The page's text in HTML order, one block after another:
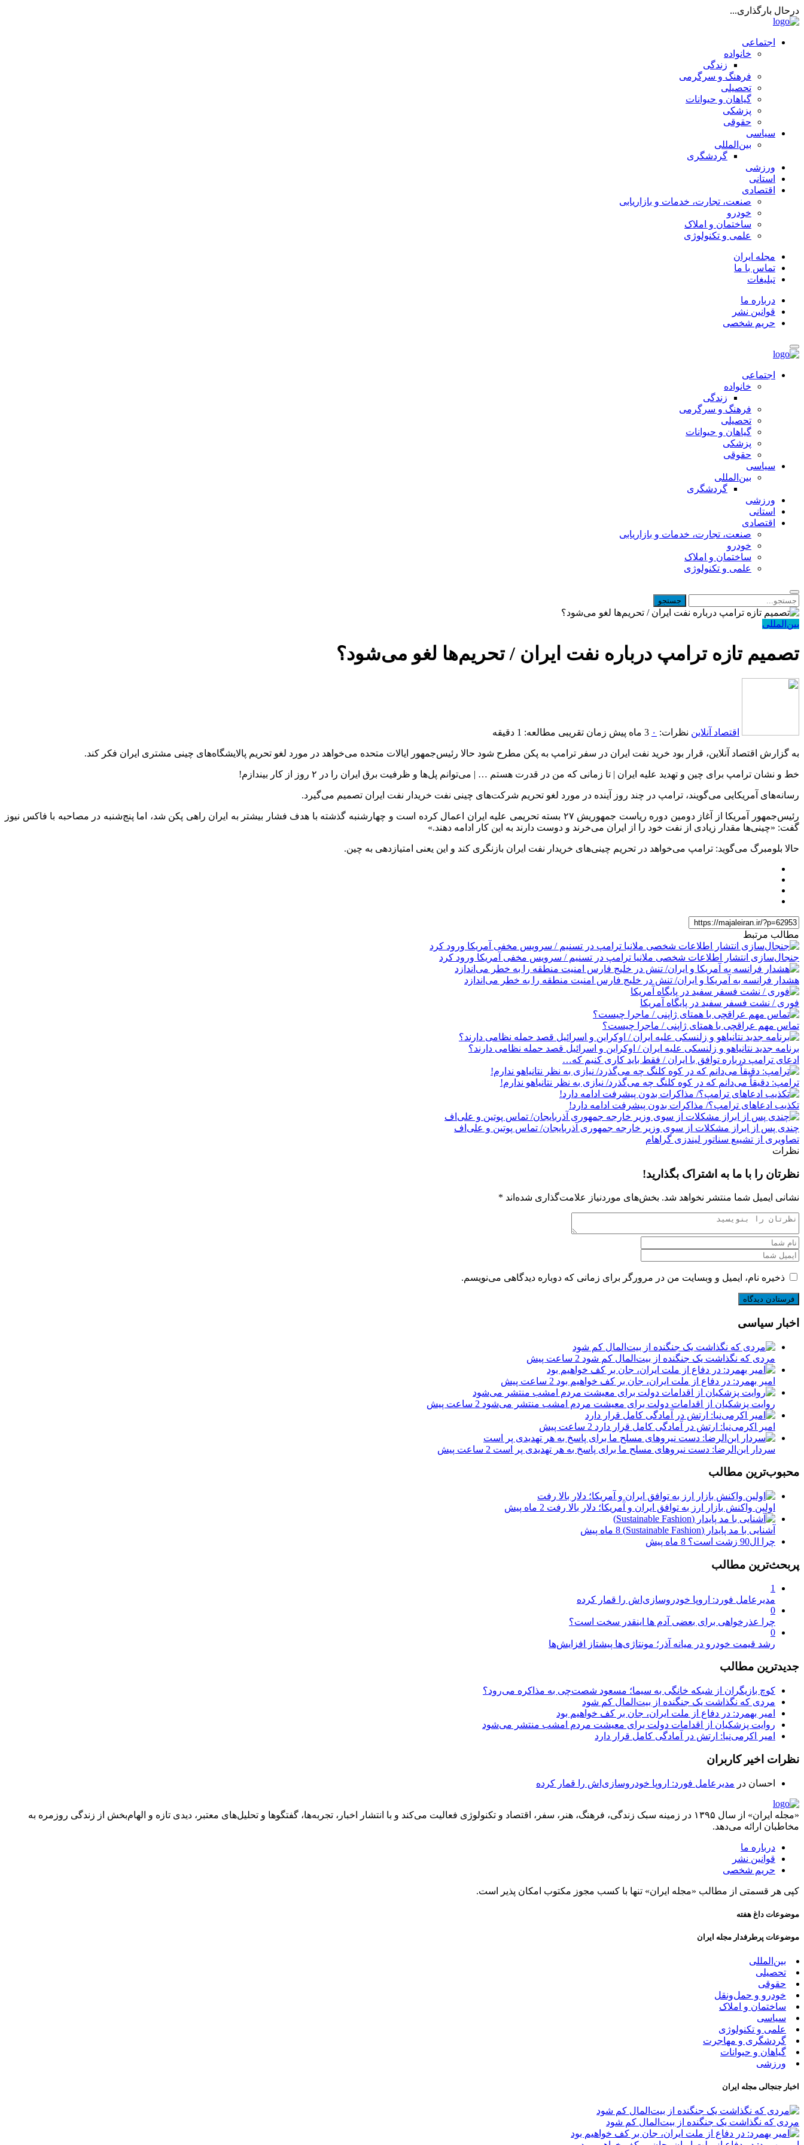
درحال بارگذاری...
اجتماعی
خانواده
زندگی
فرهنگ و سرگرمی
تحصیلی
گیاهان و حیوانات
پزشکی
حقوقی
سیاسی
بین‌المللی
گردشگری
ورزشی
استانی
اقتصادی
صنعت، تجارت، خدمات و بازاریابی
خودرو
ساختمان و املاک
علمی و تکنولوژی
مجله ایران
تماس با ما
تبلیغات
درباره ما
قوانین نشر
حریم شخصی
اجتماعی
خانواده
زندگی
فرهنگ و سرگرمی
تحصیلی
گیاهان و حیوانات
پزشکی
حقوقی
سیاسی
بین‌المللی
گردشگری
ورزشی
استانی
اقتصادی
صنعت، تجارت، خدمات و بازاریابی
خودرو
ساختمان و املاک
علمی و تکنولوژی
بین‌المللی
تصمیم تازه ترامپ درباره نفت ایران / تحریم‌ها لغو می‌شود؟
اقتصاد آنلاین نظرات: ۰ 3 ماه پیش زمان تقریبی مطالعه: 1 دقیقه
به گزارش اقتصاد آنلاین، قرار بود خرید نفت ایران در سفر ترامپ به پکن مطرح شود حالا رئیس‌جمهور ایالات متحده می‌خواهد در مورد لغو تحریم پالایشگاه‌های چینی مشتری ایران فکر کند.
خط و نشان ترامپ برای چین و تهدید علیه ایران | تا زمانی که من در قدرت هستم … | می‌توانم پل‌ها و ظرفیت برق ایران را در ۲ روز از کار بیندازم!
رسانه‌های آمریکایی می‌گویند، ترامپ در چند روز آینده در مورد لغو تحریم شرکت‌های چینی نفت خریدار نفت ایران تصمیم می‌گیرد.
رئیس‌جمهور آمریکا از آغاز دومین دوره ریاست جمهوریش ۲۷ بسته تحریمی علیه ایران اعمال کرده است و چهارشنبه گذشته با هدف فشار بیشتر به ایران راهی پکن شد، اما پنج‌شنبه در مصاحبه با فاکس نیوز
گفت: «چینی‌ها مقدار زیادی از نفت خود را از ایران می‌خرند و دوست دارند به این کار ادامه دهند.»
حالا بلومبرگ می‌گوید: ترامپ می‌خواهد در تحریم چینی‌های خریدار نفت ایران بازنگری کند و این یعنی امتیازدهی به چین.
مطالب مرتبط
جنجال‌سازی انتشار اطلاعات شخصی ملانیا ترامپ در تسنیم / سرویس مخفی آمریکا ورود کرد
هشدار فرانسه به آمریکا و ایران/ تنش در خلیج فارس امنیت منطقه را به خطر می‌اندازد
فوری / نشت فسفر سفید در پایگاه آمریکا
تماس مهم عراقچی با همتای ژاپنی / ماجرا چیست؟
برنامه جدید نتانیاهو و زلنسکی علیه ایران / اوکراین و اسرائیل قصد حمله نظامی دارند؟
ادعای ترامپ درباره توافق با ایران / فقط باید کاری کنیم که…
ترامپ: دقیقاً می‌دانم که در کوه کلنگ چه می‌گذرد/ نیازی به نظر نتانیاهو ندارم!
تکذیب ادعاهای ترامپ؟/ مذاکرات بدون پیشرفت ادامه دارد!
چندی پس از ابراز مشکلات از سوی وزیر خارجه جمهوری آذربایجان/ تماس پوتین و علی‌اف
تصاویری از تشییع سناتور لیندزی گراهام
نظرات
نظرتان را با ما به اشتراک بگذارید!
نشانی ایمیل شما منتشر نخواهد شد. بخش‌های موردنیاز علامت‌گذاری شده‌اند *
ذخیره نام، ایمیل و وبسایت من در مرورگر برای زمانی که دوباره دیدگاهی می‌نویسم.
اخبار سیاسی
مردی که نگذاشت یک جنگنده از بیت‌المال کم شود 2 ساعت پیش
امیر بهمرد: در دفاع از ملت ایران، جان بر کف خواهیم بود 2 ساعت پیش
روایت پزشکیان از اقدامات دولت برای معیشت مردم امشب منتشر می‌شود 2 ساعت پیش
امیر اکرمی‌نیا: ارتش در آمادگی کامل قرار دارد 2 ساعت پیش
سردار ابن‌الرضا: دست نیروهای مسلح ما برای پاسخ به هر تهدیدی پر است 2 ساعت پیش
محبوب‌ترین مطالب
اولین واکنش بازار ارز به توافق ایران و آمریکا؛ دلار بالا رفت 2 ماه پیش
آشنایی با مد پایدار (Sustainable Fashion)
8 ماه پیش
چرا ال90 زشت است؟
8 ماه پیش
پربحث‌ترین مطالب
1
مدیرعامل فورد: اروپا خودروسازی‌اش را قمار کرده
0
چرا عذرخواهی برای بعضی آدم ها اینقدر سخت است؟
0
رشد قیمت خودرو در میانه آذر؛ مونتاژی‌ها پیشتاز افزایش‌ها
جدیدترین مطالب
کوچ بازیگران از شبکه خانگی به سیما؛ مسعود شصت‌چی به مذاکره می‌رود؟
مردی که نگذاشت یک جنگنده از بیت‌المال کم شود
امیر بهمرد: در دفاع از ملت ایران، جان بر کف خواهیم بود
روایت پزشکیان از اقدامات دولت برای معیشت مردم امشب منتشر می‌شود
امیر اکرمی‌نیا: ارتش در آمادگی کامل قرار دارد
نظرات اخیر کاربران
احسان در مدیرعامل فورد: اروپا خودروسازی‌اش را قمار کرده
«مجله ایران» از سال ۱۳۹۵ در زمینه سبک زندگی، فرهنگ، هنر، سفر، اقتصاد و تکنولوژی فعالیت می‌کند و با انتشار اخبار، تجربه‌ها، گفتگوها و تحلیل‌های معتبر، دیدی تازه و الهام‌بخش از زندگی روزمره به
مخاطبان ارائه می‌دهد.
درباره ما
قوانین نشر
حریم شخصی
کپی هر قسمتی از مطالب «مجله ایران» تنها با کسب مجوز مکتوب امکان پذیر است.
موضوعات داغ هفته
موضوعات پرطرفدار مجله ایران
بین‌المللی
تحصیلی
حقوقی
خودرو و حمل‌و‌نقل
ساختمان و املاک
سیاسی
علمی و تکنولوژی
گردشگری و مهاجرت
گیاهان و حیوانات
ورزشی
اخبار جنجالی مجله ایران
مردی که نگذاشت یک جنگنده از بیت‌المال کم شود